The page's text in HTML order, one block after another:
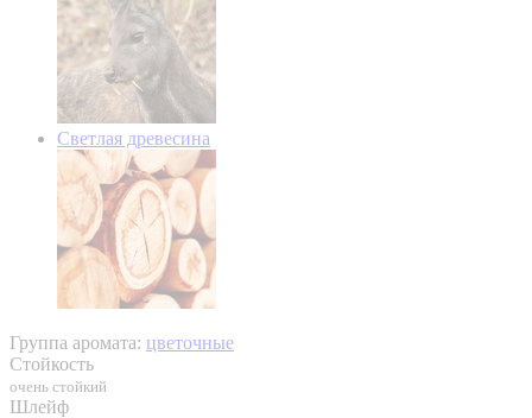
Светлая древесина
Группа аромата: цветочные
Стойкость
очень стойкий
Шлейф